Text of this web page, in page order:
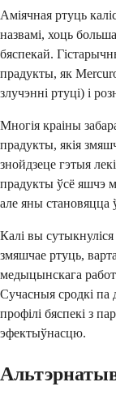
Аміячная ртуць
назвамі, хоць
бяспекай.
прадукты, як
злучэнні ртуці) і
Многія краіны
прадукты, якія
знойдзеце гэтыя
прадукты ўсё яшчэ
але яны становяцца
Калі вы
змяшчае ртуць,
медыцынскага
Сучасныя сродкі па
профілі бяспекі з
эфектыўнасцю.